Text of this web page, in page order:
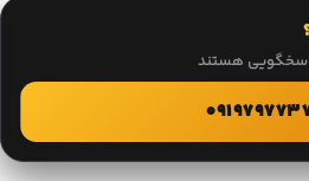
هستند